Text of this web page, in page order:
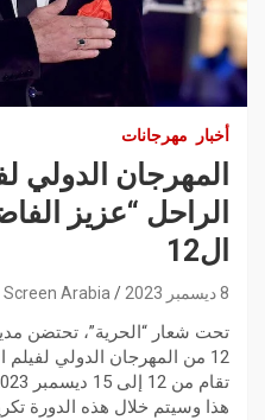
أخبار مهرجانات
المهرجان الدولي
الراحل “عزيز
ال12
8 ديسمبر 2023 Screen Arabia
تحت شعار “الحرية”، تحتضن
12 من المهرجان الدولي
تقام من 12 إلى 15 ديسمبر 2023.
هذا وسيتم خلال هذه الدورة